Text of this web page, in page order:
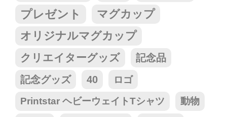
プレゼント
マグカップ
オリジナルマグカップ
クリエイターグッズ
記念品
記念グッズ
40 ロゴ
Printstar ヘビーウェイトTシャツ 動物